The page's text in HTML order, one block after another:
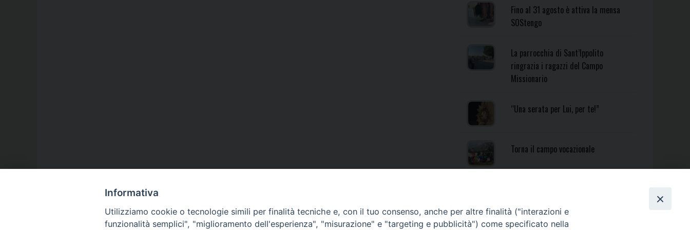
Fino al 31 agosto è attiva la mensa
SOStengo
La parrocchia di Sant’Ippolito
ringrazia i ragazzi del Campo
Missionario
“Una serata per Lui, per te!”
Torna il campo vocazionale
Informativa
Utilizziamo cookie o tecnologie simili per finalità tecniche e, con il tuo consenso, anche per altre finalità ("interazioni e
funzionalità semplici", "miglioramento dell'esperienza", "misurazione" e "targeting e pubblicità") come specificato nella